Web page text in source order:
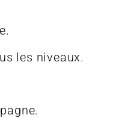
les niveaux.